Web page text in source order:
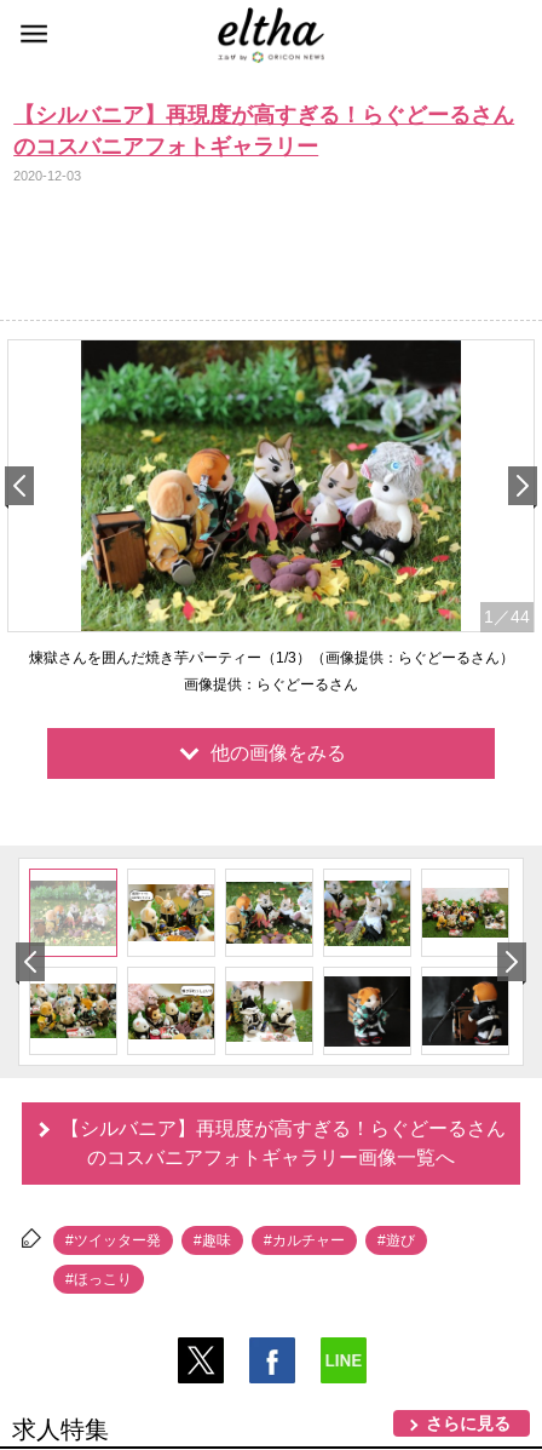
【シルバニア】再現度が高すぎる！らぐどーるさん
のコスバニアフォトギャラリー
2020-12-03
1 ／44
煉獄さんを囲んだ焼き芋パーティー（1/3）（画像提供：らぐどーるさん）
画像提供：らぐどーるさん
他の画像をみる
【シルバニア】再現度が高すぎる！らぐどーるさん
のコスバニアフォトギャラリー画像一覧へ
#ツイッター発 #趣味 #カルチャー #遊び
#ほっこり
求人特集 さらに見る